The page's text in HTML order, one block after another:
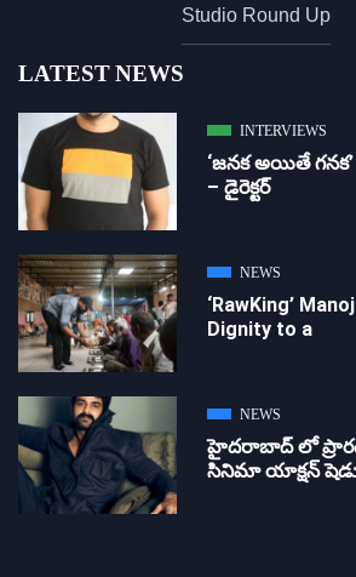
Studio Round Up
LATEST NEWS
INTERVIEWS
‘జ‌న‌క అయితే గ‌న‌క‌’
– డైరెక్ట‌ర్
NEWS
‘RawKing’
Dignity to a
NEWS
హైదరాబాద్ లో
సినిమా యాక్షన్